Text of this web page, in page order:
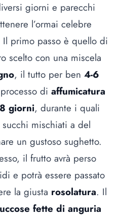
giorni e parecchi
l’ormai celebre
primo passo è quello di
scelto con una miscela
, il tutto per ben 4-6
di affumicatura
giorni, durante i quali
mischiati a del
un gustoso sughetto.
il frutto avrà perso
e potrà essere passato
la giusta rosolatura. Il
fette di anguria